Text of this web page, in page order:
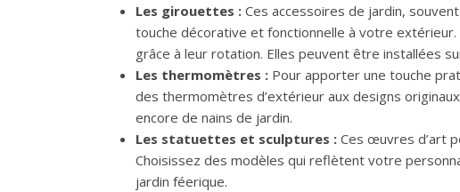
Les girouettes : Ces accessoires de jardin,
touche décorative et fonctionnelle à votre
grâce à leur rotation. Elles peuvent être installées
Les thermomètres : Pour apporter une touche
des thermomètres d’extérieur aux designs
encore de nains de jardin.
Les statuettes et sculptures : Ces œuvres d’art
Choisissez des modèles qui reflètent votre
jardin féerique.